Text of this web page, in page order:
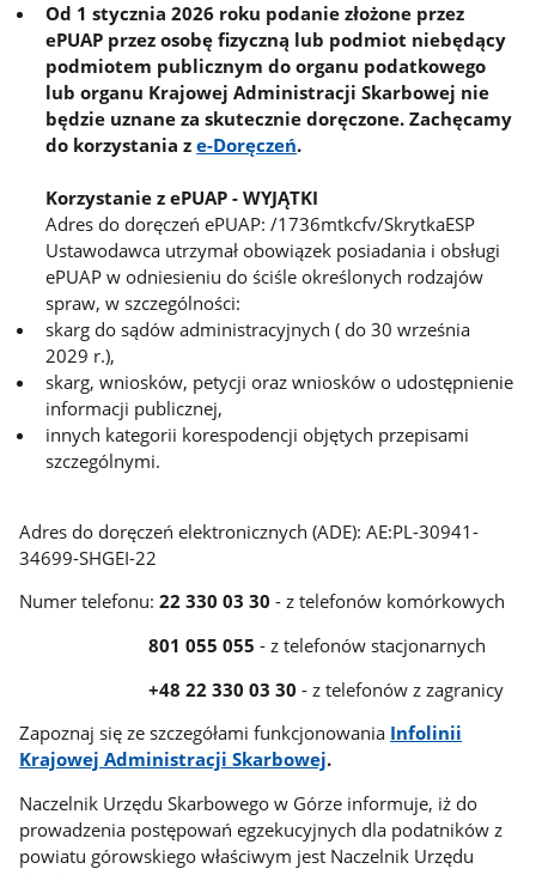
Od 1 stycznia 2026 roku podanie złożone przez
ePUAP przez osobę fizyczną lub podmiot niebędący
podmiotem publicznym do organu podatkowego
lub organu Krajowej Administracji Skarbowej nie
będzie uznane za skutecznie doręczone. Zachęcamy
do korzystania ze-Doręczeń.
Korzystanie z ePUAP - WYJĄTKI
Adres do doręczeń ePUAP: /1736mtkcfv/SkrytkaESP
Ustawodawca utrzymał obowiązek posiadania i obsługi
ePUAP w odniesieniu do ściśle określonych rodzajów
spraw, w szczególności:
skarg do sądów administracyjnych ( do 30 września
2029 r.),
skarg, wniosków, petycji oraz wniosków o udostępnienie
informacji publicznej,
innych kategorii korespodencji objętych przepisami
szczególnymi.
Adres do doręczeń elektronicznych (ADE): AE:PL-30941-
34699-SHGEI-22
Numer telefonu:22 330 03 30 - z telefonów komórkowych
801 055 055 - z telefonów stacjonarnych
+48 22 330 03 30 - z telefonów z zagranicy
Zapoznaj się ze szczegółami funkcjonowania Infolinii
Krajowej Administracji Skarbowej.
Naczelnik Urzędu Skarbowego w Górze informuje, iż do
prowadzenia postępowań egzekucyjnych dla podatników z
powiatu górowskiego właściwym jest Naczelnik Urzędu